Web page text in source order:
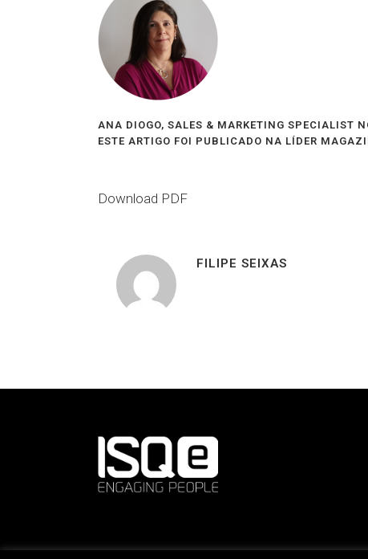
ANA DIOGO, SALES & MARKETING SPECIALIST
ESTE ARTIGO FOI PUBLICADO NA LÍDER
Download PDF
FILIPE SEIXAS